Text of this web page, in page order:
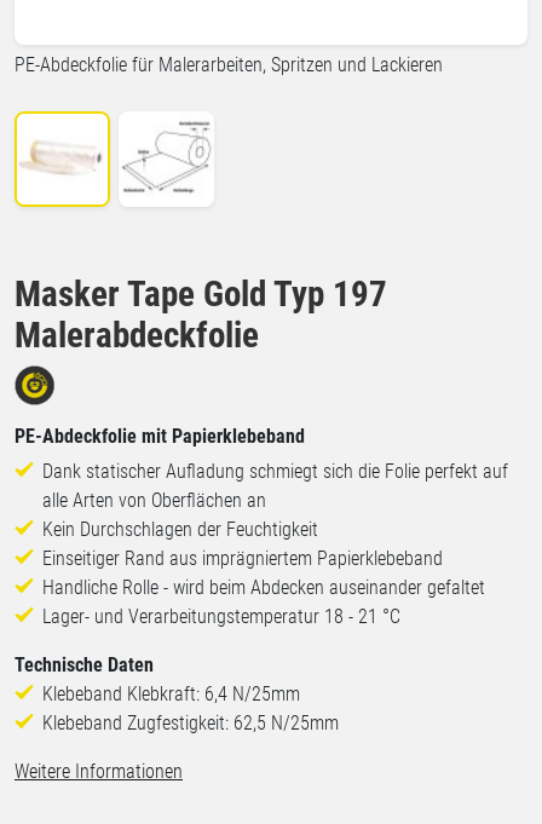
Masker Tape Gold Typ 197
Malerabdeckfolie
PE-Abdeckfolie für Malerarbeiten, Spritzen und Lackieren
PE-Abdeckfolie mit Papierklebeband
Dank statischer Aufladung schmiegt sich die Folie perfekt auf
alle Arten von Oberflächen an
Kein Durchschlagen der Feuchtigkeit
Einseitiger Rand aus imprägniertem Papierklebeband
Handliche Rolle - wird beim Abdecken auseinander gefaltet
Lager- und Verarbeitungstemperatur 18 - 21 °C
Technische Daten
Klebeband Klebkraft: 6,4 N/25mm
Klebeband Zugfestigkeit: 62,5 N/25mm
Weitere Informationen